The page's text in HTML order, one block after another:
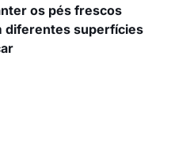
os pés frescos
diferentes superfícies